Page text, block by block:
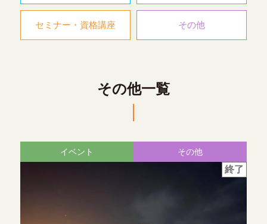
セミナー・資格講座 その他
その他一覧
イベント その他
終了